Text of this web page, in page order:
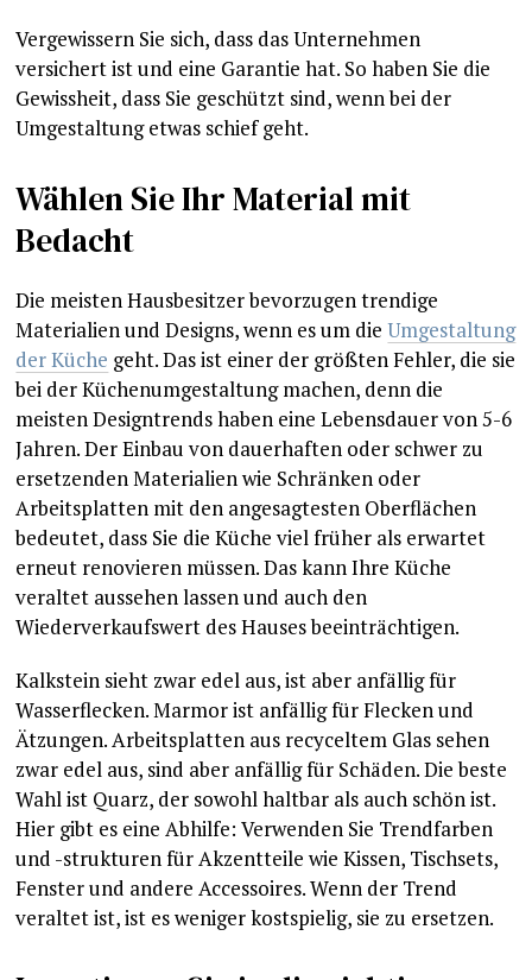
Vergewissern Sie sich, dass das Unternehmen
versichert ist und eine Garantie hat. So haben Sie die
Gewissheit, dass Sie geschützt sind, wenn bei der
Umgestaltung etwas schief geht.
Wählen Sie Ihr Material mit
Bedacht
Die meisten Hausbesitzer bevorzugen trendige
Materialien und Designs, wenn es um dieUmgestaltung
der Küche geht. Das ist einer der größten Fehler, die sie
bei der Küchenumgestaltung machen, denn die
meisten Designtrends haben eine Lebensdauer von 5-6
Jahren. Der Einbau von dauerhaften oder schwer zu
ersetzenden Materialien wie Schränken oder
Arbeitsplatten mit den angesagtesten Oberflächen
bedeutet, dass Sie die Küche viel früher als erwartet
erneut renovieren müssen. Das kann Ihre Küche
veraltet aussehen lassen und auch den
Wiederverkaufswert des Hauses beeinträchtigen.
Kalkstein sieht zwar edel aus, ist aber anfällig für
Wasserflecken. Marmor ist anfällig für Flecken und
Ätzungen. Arbeitsplatten aus recyceltem Glas sehen
zwar edel aus, sind aber anfällig für Schäden. Die beste
Wahl ist Quarz, der sowohl haltbar als auch schön ist.
Hier gibt es eine Abhilfe: Verwenden Sie Trendfarben
und -strukturen für Akzentteile wie Kissen, Tischsets,
Fenster und andere Accessoires. Wenn der Trend
veraltet ist, ist es weniger kostspielig, sie zu ersetzen.